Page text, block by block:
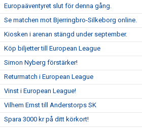
Europaäventyret slut för denna gång.
Se matchen mot Bjerringbro-Silkeborg online.
Kiosken i arenan stängd under september.
Köp biljetter till European League
Simon Nyberg förstärker!
Returmatch i European League
Vinst i European League!
Vilhem Ernst till Anderstorps SK
Spara 3000 kr på ditt körkort!